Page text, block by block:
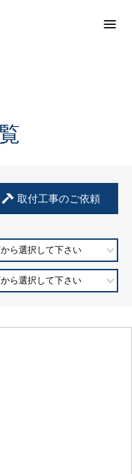
取付工事のご依頼
ら選択して下さい
ら選択して下さい